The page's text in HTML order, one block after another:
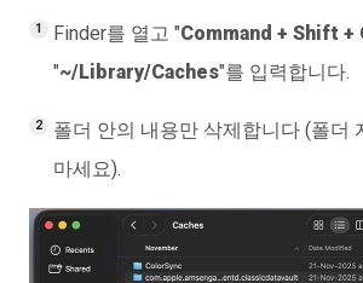
Finder를 열고 "Command + Shift +
"~/Library/Caches"를 입력합니다.
폴더 안의 내용만 삭제합니다 (폴더
마세요).